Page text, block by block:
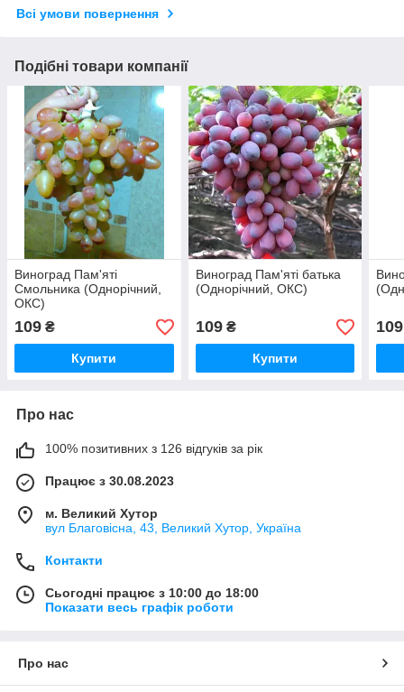
Всі умови повернення
Подібні товари компанії
Виноград Пам'яті
Смольника (Однорічний,
ОКС)
109 ₴
Купити
Виноград Пам'яті батька
(Однорічний, ОКС)
109₴
Купити
109
Про нас
100% позитивних з 126 відгуків за рік
Працює з 30.08.2023
м. Великий Хутор
вул Благовісна, 43, Великий Хутор, Україна
Контакти
Сьогодні працює з 10:00 до 18:00
Показати весь графік роботи
Про нас